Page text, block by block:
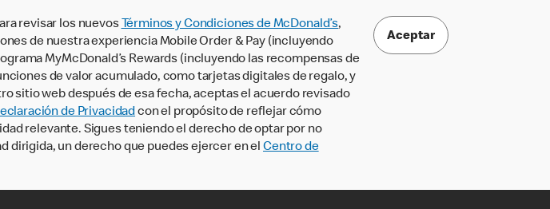
revisar los nuevos Términos y Condiciones de McDonald’s,
de nuestra experiencia Mobile Order & Pay (incluyendo
MyMcDonald’s Rewards (incluyendo las recompensas de
de valor acumulado, como tarjetas digitales de regalo, y
sitio web después de esa fecha, aceptas el acuerdo revisado
de Privacidadcon el propósito de reflejar cómo
relevante. Sigues teniendo el derecho de optar por no
dirigida, un derecho que puedes ejercer en el Centro de
Aceptar